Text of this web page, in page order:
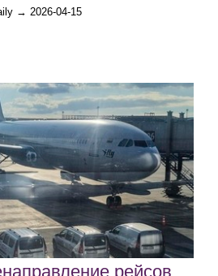
→ 2026-04-15
рейсов